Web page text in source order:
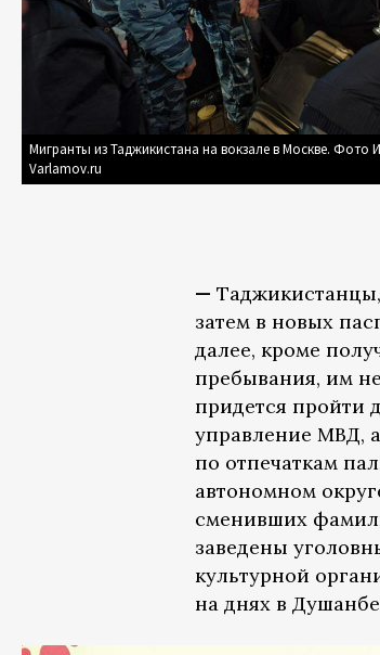
Мигранты из Таджикистана на вокзале в Москве. Фото
Varlamov.ru
—
затем в новых
далее, кроме
пребывания, им
придется пройти
управление МВД,
по отпечаткам
автономном
сменивших
заведены
культурной
на днях в